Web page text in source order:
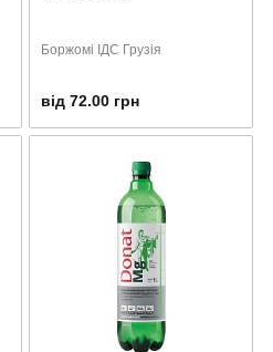
Боржомі ІДС Грузія
від 72.00 грн